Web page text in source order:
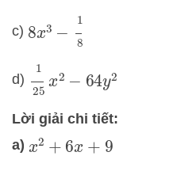
c) 8 3 8
d) 125x 64y2
Lời giải chi tiết:
a) x2 +6x+ 9